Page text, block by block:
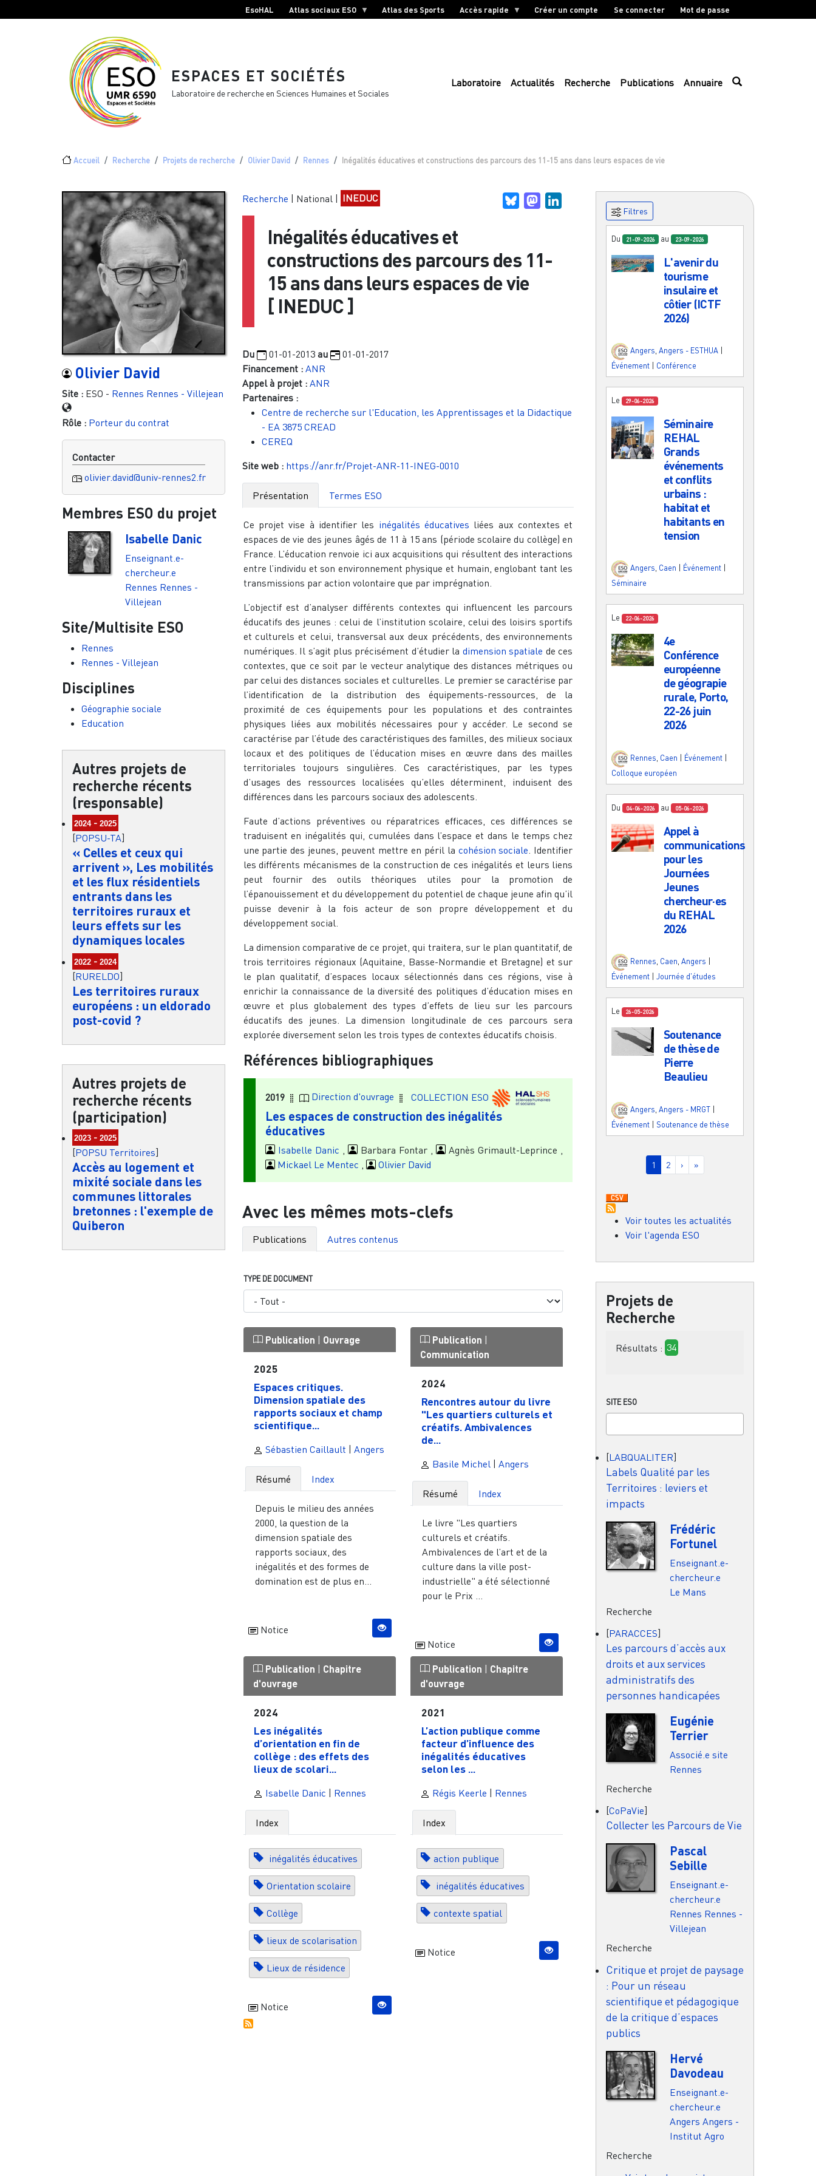
EsoHAL Atlas sociaux ESO Atlas des Sports Accès rapide Créer un compte Se connecter Mot de passe
ESPACES ET SOCIÉTÉS
Laboratoire de recherche en Sciences Humaines et Sociales
Laboratoire Actualités Recherche Publications Annuaire
Fil d'Ariane
Accueil Recherche Projets de recherche Olivier David Rennes Inégalités éducatives et constructions des parcours des 11-15 ans dans leurs espaces de vie
Olivier David
Site : ESO - Rennes Rennes - Villejean
Rôle : Porteur du contrat
Contacter
olivier.david@univ-rennes2.fr
Membres ESO du projet
Isabelle Danic
Enseignant.e-
chercheur.e
Rennes Rennes -
Villejean
Site/Multisite ESO
Rennes
Rennes - Villejean
Disciplines
Géographie sociale
Education
Autres projets de
recherche récents
(responsable)
2024-2025
[POPSU-TA]
« Celles et ceux qui
arrivent », Les mobilités
et les flux résidentiels
entrants dans les
territoires ruraux et
leurs effets sur les
dynamiques locales
2022 -2024
[RURELDO]
Les territoires ruraux
européens : un eldorado
post-covid ?
Autres projets de
recherche récents
(participation)
2023 -2025
[POPSU Territoires]
Accès au logement et
mixité sociale dans les
communes littorales
bretonnes : l'exemple de
Quiberon
Recherche | National | INEDUC BlueskyMastodon
Inégalités éducatives et
constructions des parcours des 11-
15 ans dans leurs espaces de vie
[ INEDUC]
Du 01-01-2013 au
01-01-2017
Financement : ANR
Appel à projet : ANR
Partenaires :
Centre de recherche sur l'Education, les Apprentissages et la Didactique
- EA 3875 CREAD
CEREQ
Site web : https://anr.fr/Projet-ANR-11-INEG-0010
Présentation Termes ESO
Ce projet vise à identifier les inégalités éducatives liées aux contextes et
espaces de vie des jeunes âgés de 11 à 15 ans (période scolaire du collège) en
France. L’éducation renvoie ici aux acquisitions qui résultent des interactions
entre l’individu et son environnement physique et humain, englobant tant les
transmissions par action volontaire que par imprégnation.
L’objectif est d’analyser différents contextes qui influencent les parcours
éducatifs des jeunes : celui de l’institution scolaire, celui des loisirs sportifs
et culturels et celui, transversal aux deux précédents, des environnements
numériques. Il s’agit plus précisément d’étudier la dimension spatiale de ces
contextes, que ce soit par le vecteur analytique des distances métriques ou
par celui des distances sociales et culturelles. Le premier se caractérise par
l’identification de la distribution des équipements-ressources, de la
proximité de ces équipements pour les populations et des contraintes
physiques liées aux mobilités nécessaires pour y accéder. Le second se
caractérise par l’étude des caractéristiques des familles, des milieux sociaux
locaux et des politiques de l’éducation mises en œuvre dans des mailles
territoriales toujours singulières. Ces caractéristiques, par les types
d’usages des ressources localisées qu’elles déterminent, induisent des
différences dans les parcours sociaux des adolescents.
Faute d’actions préventives ou réparatrices efficaces, ces différences se
traduisent en inégalités qui, cumulées dans l’espace et dans le temps chez
une partie des jeunes, peuvent mettre en péril la cohésion sociale . Identifier
les différents mécanismes de la construction de ces inégalités et leurs liens
peut fournir des outils théoriques utiles pour la promotion de
l’épanouissement et du développement du potentiel de chaque jeune afin qu’il
puisse devenir à la fois acteur de son propre développement et du
développement social.
La dimension comparative de ce projet, qui traitera, sur le plan quantitatif, de
trois territoires régionaux (Aquitaine, Basse-Normandie et Bretagne) et sur
le plan qualitatif, d’espaces locaux sélectionnés dans ces régions, vise à
enrichir la connaissance de la diversité des politiques d’éducation mises en
œuvre et plus globalement des types d’effets de lieu sur les parcours
éducatifs des jeunes. La dimension longitudinale de ces parcours sera
explorée diversement selon les trois types de contextes éducatifs choisis.
Références bibliographiques
2019 Direction d'ouvrage COLLECTION ESO
Les espaces de construction des inégalités
éducatives
Isabelle Danic Barbara Fontar ,
Agnès Grimault-Leprince ,
Mickael Le Mentec , Olivier David
Avec les mêmes mots-clefs
Publications Autres contenus
TYPE DE DOCUMENT
Publication | Ouvrage
2025
Espaces critiques.
Dimension spatiale des
rapports sociaux et champ
scientifique...
Sébastien Caillault | Angers
Résumé Index
Depuis le milieu des années
2000, la question de la
dimension spatiale des
rapports sociaux, des
inégalités et des formes de
domination est de plus en...
Notice
Publication |
Communication
2024
Rencontres autour du livre
"Les quartiers culturels et
créatifs. Ambivalences
de...
Basile Michel | Angers
Résumé Index
Le livre "Les quartiers
culturels et créatifs.
Ambivalences de l’art et de la
culture dans la ville post-
industrielle" a été sélectionné
pour le Prix ...
Notice
Publication | Chapitre
d'ouvrage
2024
Les inégalités
d’orientation en fin de
collège : des effets des
lieux de scolari...
Isabelle Danic Rennes
Index
inégalités éducatives
Orientation scolaire
Collège
lieux de scolarisation
Lieux de résidence
Notice
Publication | Chapitre
d'ouvrage
2021
L’action publique comme
facteur d’influence des
inégalités éducatives
selon les ...
Régis Keerle Rennes
Index
action publique
inégalités éducatives
contexte spatial
Notice
Filtres
Du 21-09-2026 au 23-09-2026
L'avenir du
tourisme
insulaire et
côtier (ICTF
2026)
Angers Angers - ESTHUA
Événement
Conférence
Le 29-06-2026
Séminaire
REHAL
Grands
événements
et conflits
urbains :
habitat et
habitants en
tension
Angers, Caen Événement
Séminaire
Le 22-06-2026
4e
Conférence
européenne
de géograpie
rurale, Porto,
22-26 juin
2026
Rennes Caen Événement
Colloque européen
Du 04-06-2026 au 05-06-2026
Appel à
communications
pour les
Journées
Jeunes
chercheur·es
du REHAL
2026
Rennes, Caen, Angers
Événement
Journée d'études
Le 26-05-2026
Soutenance
de thèse de
Pierre
Beaulieu
Angers Angers - MRGT
Événement | Soutenance de thèse
Pagination
Page courante
1 Page
2 Page suivante
› Dernière page
»
Voir toutes les actualités
Voir l'agenda ESO
Projets de
Recherche
Résultats : 34
SITE ESO
[LABQUALITER]
Labels Qualité par les
Territoires : leviers et
impacts
Frédéric
Fortunel
Enseignant.e-
chercheur.e
Le Mans
Recherche
[PARACCES]
Les parcours d’accès aux
droits et aux services
administratifs des
personnes handicapées
Eugénie
Terrier
Associé.e site
Rennes
Recherche
[CoPaVie]
Collecter les Parcours de Vie
Pascal
Sebille
Enseignant.e-
chercheur.e
Rennes Rennes -
Villejean
Recherche
Critique et projet de paysage
: Pour un réseau
scientifique et pédagogique
de la critique d’espaces
publics
Hervé
Davodeau
Enseignant.e-
chercheur.e
Angers Angers -
Institut Agro
Recherche